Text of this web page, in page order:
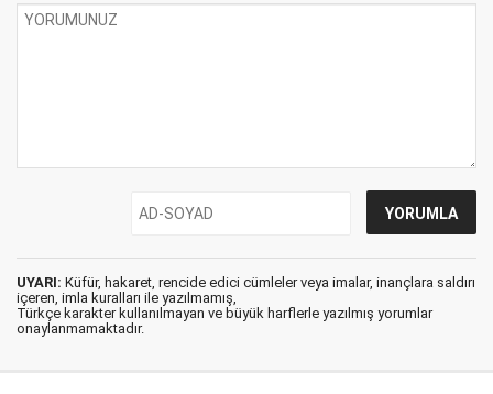
UYARI: Küfür, hakaret, rencide edici cümleler veya imalar, inançlara saldırı
içeren, imla kuralları ile yazılmamış,
Türkçe karakter kullanılmayan ve büyük harflerle yazılmış yorumlar
onaylanmamaktadır.